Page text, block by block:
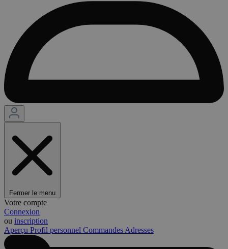
Fermer le menu
Votre compte
Connexion
ou inscription
Aperçu Profil personnel Commandes Adresses